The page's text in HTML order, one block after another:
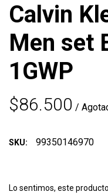
Calvin
Men set
1GWP
$86.500 /
SKU: 99350146970
Lo sentimos, este